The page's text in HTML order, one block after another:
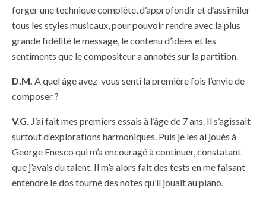
forger une technique complète, d’approfondir et d’assimiler
tous les styles musicaux, pour pouvoir rendre avec la plus
grande fidélité le message, le contenu d’idées et les
sentiments que le compositeur a annotés sur la partition.
D.M. A quel âge avez-vous senti la première fois l’envie de
composer ?
V.G. J’ai fait mes premiers essais à l’âge de 7 ans. Il s’agissait
surtout d’explorations harmoniques. Puis je les ai joués à
George Enesco qui m’a encouragé à continuer, constatant
que j’avais du talent. Il m’a alors fait des tests en me faisant
entendre le dos tourné des notes qu’il jouait au piano.